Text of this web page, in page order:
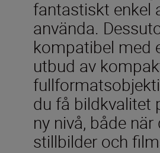
fantastiskt enkel
använda.
kompatibel med
utbud av
du få bildkvalitet
ny nivå, både
stillbilder och